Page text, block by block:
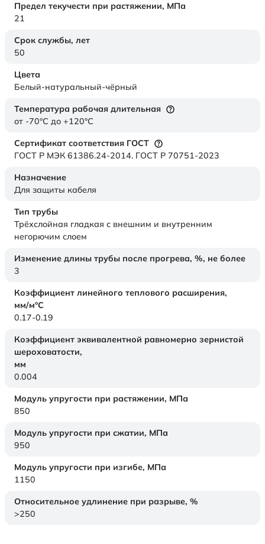
Предел текучести при растяжении, МПа
21
Срок службы, лет
50
Цвета
Белый-натуральный-чёрный
Температура рабочая длительная
от -70°C до +120°C
Сертификат соответствия ГОСТ
ГОСТ Р МЭК 61386.24-2014. ГОСТ Р 70751-2023
Назначение
Для защиты кабеля
Тип трубы
Трёхслойная гладкая с внешним и внутренним
негорючим слоем
Изменение длины трубы после прогрева, %, не более
3
Коэффициент линейного теплового расширения,
мм/м°С
0.17-0.19
Коэффициент эквивалентной равномерно зернистой
шероховатости,
мм
0.004
Модуль упругости при растяжении, МПа
850
Модуль упругости при сжатии, МПа
950
Модуль упругости при изгибе, МПа
1150
Относительное удлинение при разрыве, %
>250